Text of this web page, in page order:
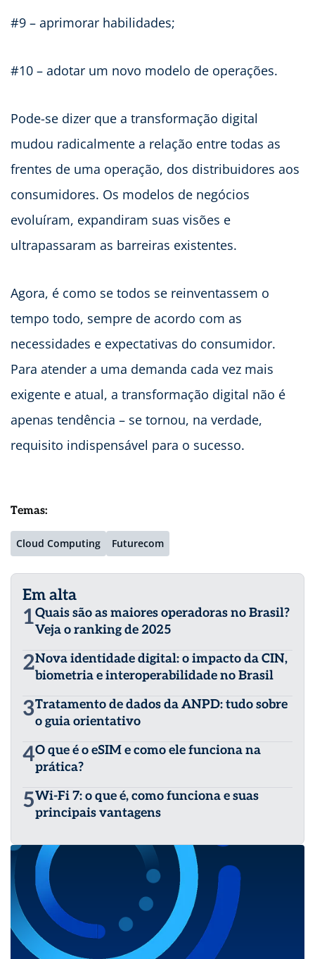
#9 – aprimorar habilidades;
#10 – adotar um novo modelo de operações.
Pode-se dizer que a transformação digital
mudou radicalmente a relação entre todas as
frentes de uma operação, dos distribuidores aos
consumidores. Os modelos de negócios
evoluíram, expandiram suas visões e
ultrapassaram as barreiras existentes.
Agora, é como se todos se reinventassem o
tempo todo, sempre de acordo com as
necessidades e expectativas do consumidor.
Para atender a uma demanda cada vez mais
exigente e atual, a transformação digital não é
apenas tendência – se tornou, na verdade,
requisito indispensável para o sucesso.
Temas:
Cloud Computing Futurecom
Em alta
1Quais são as maiores operadoras no Brasil?
Veja o ranking de 2025
2Nova identidade digital: o impacto da CIN,
biometria e interoperabilidade no Brasil
3Tratamento de dados da ANPD: tudo sobre
o guia orientativo
4O que é o eSIM e como ele funciona na
prática?
5Wi-Fi 7: o que é, como funciona e suas
principais vantagens